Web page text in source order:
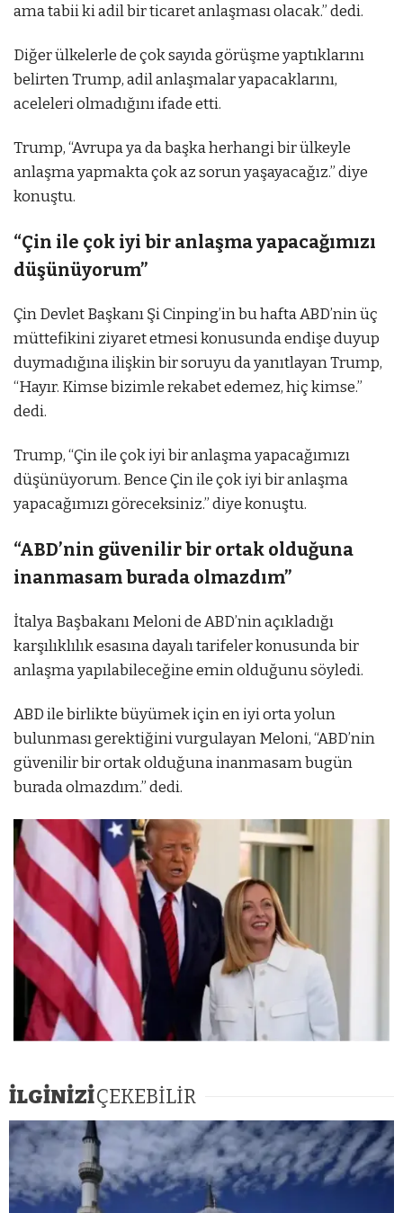
ama tabii ki adil bir ticaret anlaşması olacak.” dedi.
Diğer ülkelerle de çok sayıda görüşme yaptıklarını
belirten Trump, adil anlaşmalar yapacaklarını,
aceleleri olmadığını ifade etti.
Trump, “Avrupa ya da başka herhangi bir ülkeyle
anlaşma yapmakta çok az sorun yaşayacağız.” diye
konuştu.
“Çin ile çok iyi bir anlaşma yapacağımızı
düşünüyorum”
Çin Devlet Başkanı Şi Cinping’in bu hafta ABD’nin üç
müttefikini ziyaret etmesi konusunda endişe duyup
duymadığına ilişkin bir soruyu da yanıtlayan Trump,
“Hayır. Kimse bizimle rekabet edemez, hiç kimse.”
dedi.
Trump, “Çin ile çok iyi bir anlaşma yapacağımızı
düşünüyorum. Bence Çin ile çok iyi bir anlaşma
yapacağımızı göreceksiniz.” diye konuştu.
“ABD’nin güvenilir bir ortak olduğuna
inanmasam burada olmazdım”
İtalya Başbakanı Meloni de ABD’nin açıkladığı
karşılıklılık esasına dayalı tarifeler konusunda bir
anlaşma yapılabileceğine emin olduğunu söyledi.
ABD ile birlikte büyümek için en iyi orta yolun
bulunması gerektiğini vurgulayan Meloni, “ABD’nin
güvenilir bir ortak olduğuna inanmasam bugün
burada olmazdım.” dedi.
İLGİNİZİÇEKEBİLİR